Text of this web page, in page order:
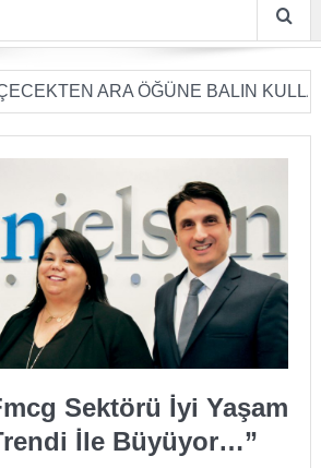
ARA ÖĞÜNE BALIN KULLANIM
Sektörü İyi Yaşam
İle Büyüyor…”